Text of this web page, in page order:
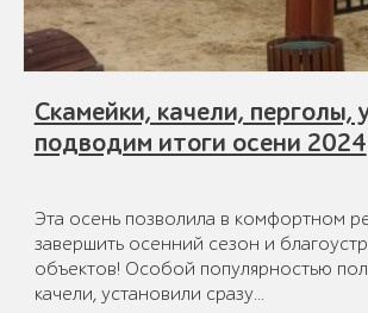
Скамейки, качели, перголы,
подводим итоги осени 2024
Эта осень позволила в комфортном
завершить осенний сезон и
объектов! Особой популярностью
качели, установили сразу…